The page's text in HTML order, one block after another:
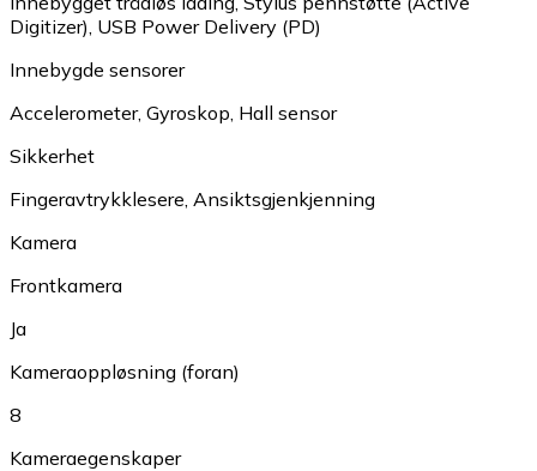
Digitizer) USB Power Delivery (PD)
Innebygde sensorer
Accelerometer, Gyroskop Hall sensor
Sikkerhet
Fingeravtrykklesere Ansiktsgjenkjenning
Kamera
Frontkamera
Ja
Kameraoppløsning (foran)
8
Kameraegenskaper